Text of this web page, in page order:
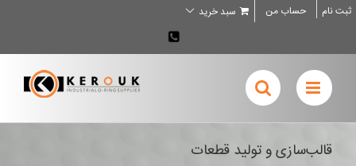
Skip
to
ثبت نام حساب من سبد خرید
02636707898
قالب‌سازی و تولید قطعات